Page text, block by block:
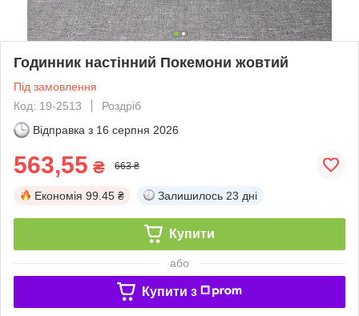
Годинник настінний Покемони жовтий
Під замовлення
Код: 19-2513
Роздріб
Відправка з 16 серпня 2026
563,55 ₴ 663 ₴
Економія 99.45 ₴ Залишилось 23 дні
Купити
або
Купити з